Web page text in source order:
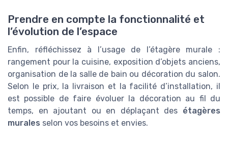
Prendre en compte la fonctionnalité et
l’évolution de l’espace
Enfin, réfléchissez à l’usage de l’étagère murale :
rangement pour la cuisine, exposition d’objets anciens,
organisation de la salle de bain ou décoration du salon.
Selon le prix, la livraison et la facilité d’installation, il
est possible de faire évoluer la décoration au fil du
temps, en ajoutant ou en déplaçant des étagères
murales selon vos besoins et envies.